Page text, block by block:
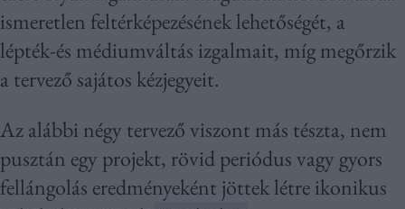
ismeretlen feltérképezésének lehetőségét, a
lépték-és médiumváltás izgalmait, míg megőrzik
a tervező sajátos kézjegyeit.
Az alábbi négy tervező viszont más tészta, nem
pusztán egy projekt, rövid periódus vagy gyors
fellángolás eredményeként jöttek létre ikonikus